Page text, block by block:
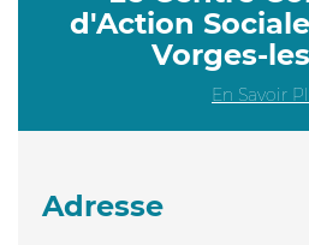
d'Action
Vorges-
En Savoir
Adresse